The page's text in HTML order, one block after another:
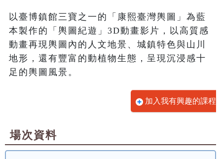
以臺博鎮館三寶之一的「康熙臺灣輿圖」為藍
本製作的「輿圖紀遊」3D動畫影片，以高質感
動畫再現輿圖內的人文地景、城鎮特色與山川
地形，還有豐富的動植物生態，呈現沉浸感十
足的輿圖風景。
加入我有興趣的課程
場次資料